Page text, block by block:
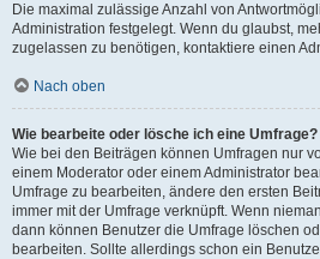
Die maximal zulässige Anzahl von
Administration festgelegt. Wenn du glaubst,
zugelassen zu benötigen, kontaktiere einen
Nach oben
Wie bearbeite oder lösche ich eine Umfrage?
Wie bei den Beiträgen können Umfragen nur
einem Moderator oder einem Administrator
Umfrage zu bearbeiten, ändere den ersten
immer mit der Umfrage verknüpft. Wenn
dann können Benutzer die Umfrage löschen
bearbeiten. Sollte allerdings schon ein